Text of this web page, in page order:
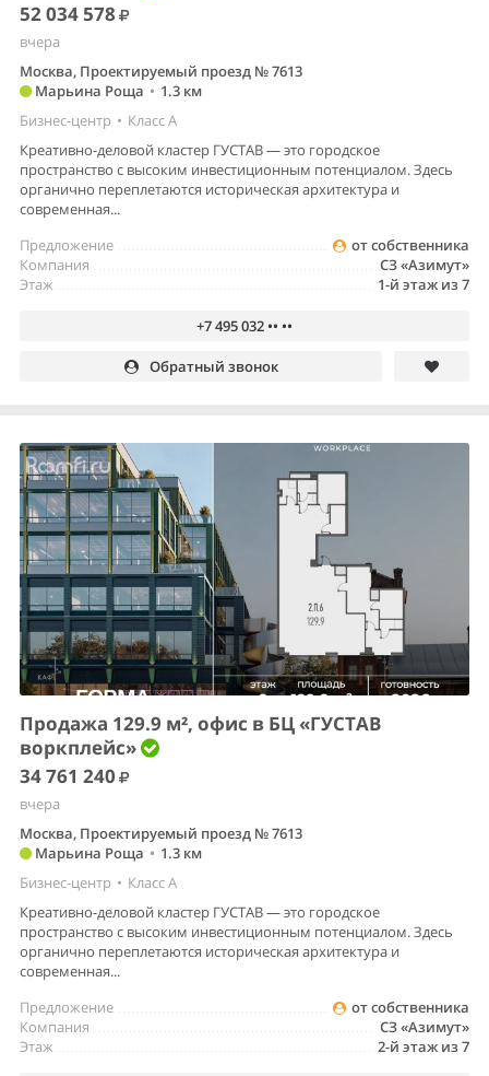
52 034 578
вчера
Москва, Проектируемый проезд № 7613
Марьина Роща • 1.3 км
Бизнес-центр • Класс A
Креативно-деловой кластер ГУСТАВ — это городское
пространство с высоким инвестиционным потенциалом. Здесь
органично переплетаются историческая архитектура и
современная...
от собственника
Предложение
СЗ «Азимут»
Компания
1-й этаж из 7
Этаж
+7 495 032 •• ••
Обратный звонок
Продажа 129.9 м², офис в БЦ «ГУСТАВ
воркплейс»
34 761 240
вчера
Москва, Проектируемый проезд № 7613
Марьина Роща • 1.3 км
Бизнес-центр • Класс A
Креативно-деловой кластер ГУСТАВ — это городское
пространство с высоким инвестиционным потенциалом. Здесь
органично переплетаются историческая архитектура и
современная...
от собственника
Предложение
СЗ «Азимут»
Компания
2-й этаж из 7
Этаж